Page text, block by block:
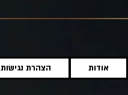
הצהרת נגישות אודות